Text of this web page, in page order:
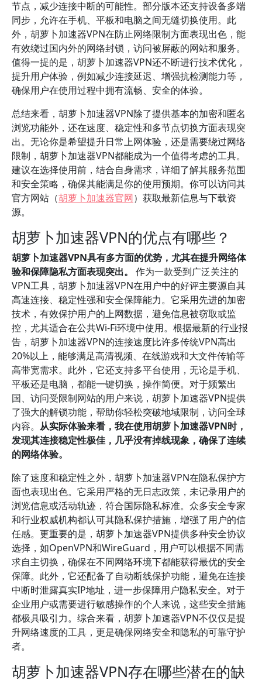
节点，减少连接中断的可能性。部分版本还支持设备多端
同步，允许在手机、平板和电脑之间无缝切换使用。此
外，胡萝卜加速器VPN在防止网络限制方面表现出色，能
有效绕过国内外的网络封锁，访问被屏蔽的网站和服务。
值得一提的是，胡萝卜加速器VPN还不断进行技术优化，
提升用户体验，例如减少连接延迟、增强抗检测能力等，
确保用户在使用过程中拥有流畅、安全的体验。
总结来看，胡萝卜加速器VPN除了提供基本的加密和匿名
浏览功能外，还在速度、稳定性和多节点切换方面表现突
出。无论你是希望提升日常上网体验，还是需要绕过网络
限制，胡萝卜加速器VPN都能成为一个值得考虑的工具。
建议在选择使用前，结合自身需求，详细了解其服务范围
和安全策略，确保其能满足你的使用预期。你可以访问其
官方网站（胡萝卜加速器官网）获取最新信息与下载资
源。
胡萝卜加速器VPN的优点有哪些？
胡萝卜加速器VPN具有多方面的优势，尤其在提升网络体
验和保障隐私方面表现突出。
作为一款受到广泛关注的
VPN工具，胡萝卜加速器VPN在用户中的好评主要源自其
高速连接、稳定性强和安全保障能力。它采用先进的加密
技术，有效保护用户的上网数据，避免信息被窃取或监
控，尤其适合在公共Wi-Fi环境中使用。根据最新的行业报
告，胡萝卜加速器VPN的连接速度比许多传统VPN高出
20%以上，能够满足高清视频、在线游戏和大文件传输等
高带宽需求。此外，它还支持多平台使用，无论是手机、
平板还是电脑，都能一键切换，操作简便。对于频繁出
国、访问受限制网站的用户来说，胡萝卜加速器VPN提供
了强大的解锁功能，帮助你轻松突破地域限制，访问全球
内容。 从实际体验来看，我在使用胡萝卜加速器VPN时，
发现其连接稳定性极佳，几乎没有掉线现象，确保了连续
的网络体验。
除了速度和稳定性之外，胡萝卜加速器VPN在隐私保护方
面也表现出色。它采用严格的无日志政策，未记录用户的
浏览信息或活动轨迹，符合国际隐私标准。众多安全专家
和行业权威机构都认可其隐私保护措施，增强了用户的信
任感。更重要的是，胡萝卜加速器VPN提供多种安全协议
选择，如OpenVPN和WireGuard，用户可以根据不同需
求自主切换，确保在不同网络环境下都能获得最优的安全
保障。此外，它还配备了自动断线保护功能，避免在连接
中断时泄露真实IP地址，进一步保障用户隐私安全。对于
企业用户或需要进行敏感操作的个人来说，这些安全措施
都极具吸引力。综合来看，胡萝卜加速器VPN不仅仅是提
升网络速度的工具，更是确保网络安全和隐私的可靠守护
者。
胡萝卜加速器VPN存在哪些潜在的缺